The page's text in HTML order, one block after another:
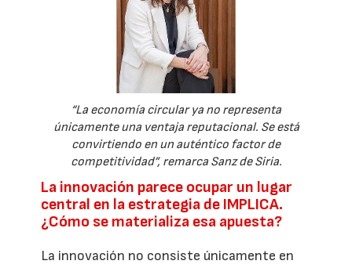
“La economía circular ya no representa
únicamente una ventaja reputacional. Se está
convirtiendo en un auténtico factor de
competitividad”, remarca Sanz de Siria.
La innovación parece ocupar un lugar
central en la estrategia de IMPLICA.
¿Cómo se materializa esa apuesta?
La innovación no consiste únicamente en